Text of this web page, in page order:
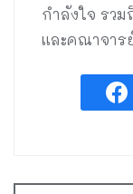
กำลังใจ รว
และคณาจาร